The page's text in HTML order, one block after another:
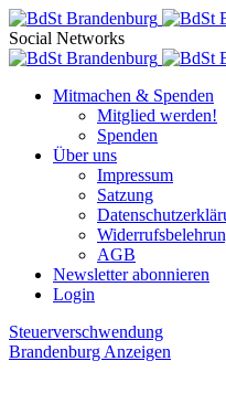
Social Networks
Mitmachen & Spenden
Mitglied werden!
Spenden
Über uns
Impressum
Satzung
AGB
Newsletter abonnieren
Login
Steuerverschwendung
Brandenburg Anzeigen